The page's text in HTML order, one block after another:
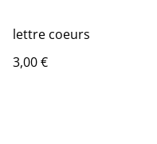
lettre coeurs
3,00 €